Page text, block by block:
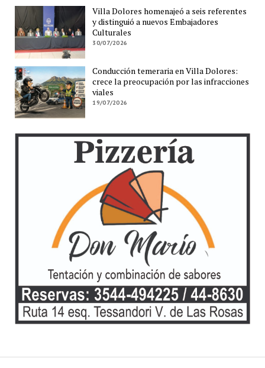
Villa Dolores homenajeó a seis referentes
y distinguió a nuevos Embajadores
Culturales
30/07/2026
Conducción temeraria en Villa Dolores:
crece la preocupación por las infracciones
viales
19/07/2026